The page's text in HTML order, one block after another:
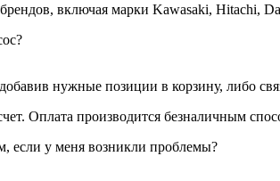
включая марки Kawasaki, Hitachi,
нужные позиции в корзину, либо
Оплата производится безналичным
если у меня возникли проблемы?